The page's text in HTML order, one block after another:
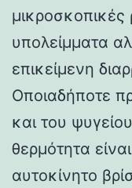
υπολείμματα
επικείμενη
Οποιαδήποτε
και του
θερμότητα
αυτοκίνητο